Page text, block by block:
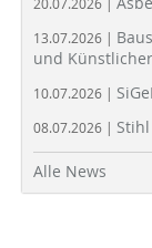
20.07.2026 |
13.07.2026 |
und
10.07.2026 |
08.07.2026 |
Alle News